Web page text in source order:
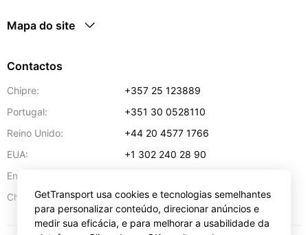
Mapa do site
Contactos
Chipre:
+357 25 123889
Portugal:
+351 30 0528110
Reino Unido:
+44 20 4577 1766
EUA:
+1 302 240 28 90
Endereço de e-mail:
Chipre:
57 Spyrou Kyprianou,Lárnaca 6051
GetTransport usa cookies e tecnologias semelhantes
para personalizar conteúdo, direcionar anúncios e
medir sua eficácia, e para melhorar a usabilidade da